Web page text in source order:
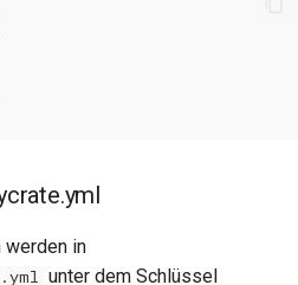
in
unter dem Schlüssel